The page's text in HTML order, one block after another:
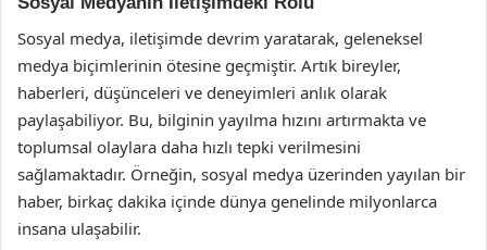
Sosyal medya, iletişimde devrim yaratarak, geleneksel
medya biçimlerinin ötesine geçmiştir. Artık bireyler,
haberleri, düşünceleri ve deneyimleri anlık olarak
paylaşabiliyor. Bu, bilginin yayılma hızını artırmakta ve
toplumsal olaylara daha hızlı tepki verilmesini
sağlamaktadır. Örneğin, sosyal medya üzerinden yayılan bir
haber, birkaç dakika içinde dünya genelinde milyonlarca
insana ulaşabilir.